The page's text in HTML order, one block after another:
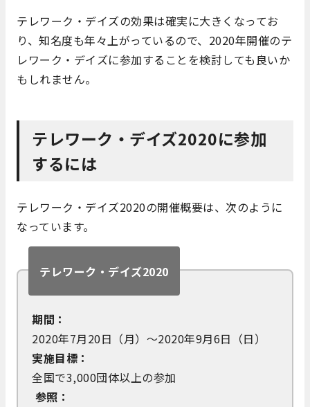
テレワーク・デイズの効果は確実に大きくなってお
り、知名度も年々上がっているので、2020年開催のテ
レワーク・デイズに参加することを検討しても良いか
もしれません。
テレワーク・デイズ2020に参加
するには
テレワーク・デイズ2020の開催概要は、次のように
なっています。
テレワーク・デイズ2020
期間：
2020年7月20日（月）～2020年9月6日（日）
実施目標：
全国で3,000団体以上の参加
参照：